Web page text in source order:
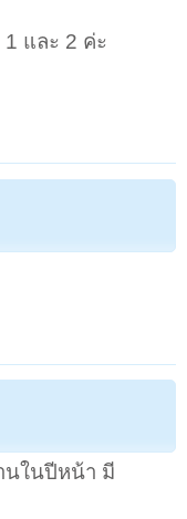
1 และ 2 ค่ะ
นในปีหน้า มี